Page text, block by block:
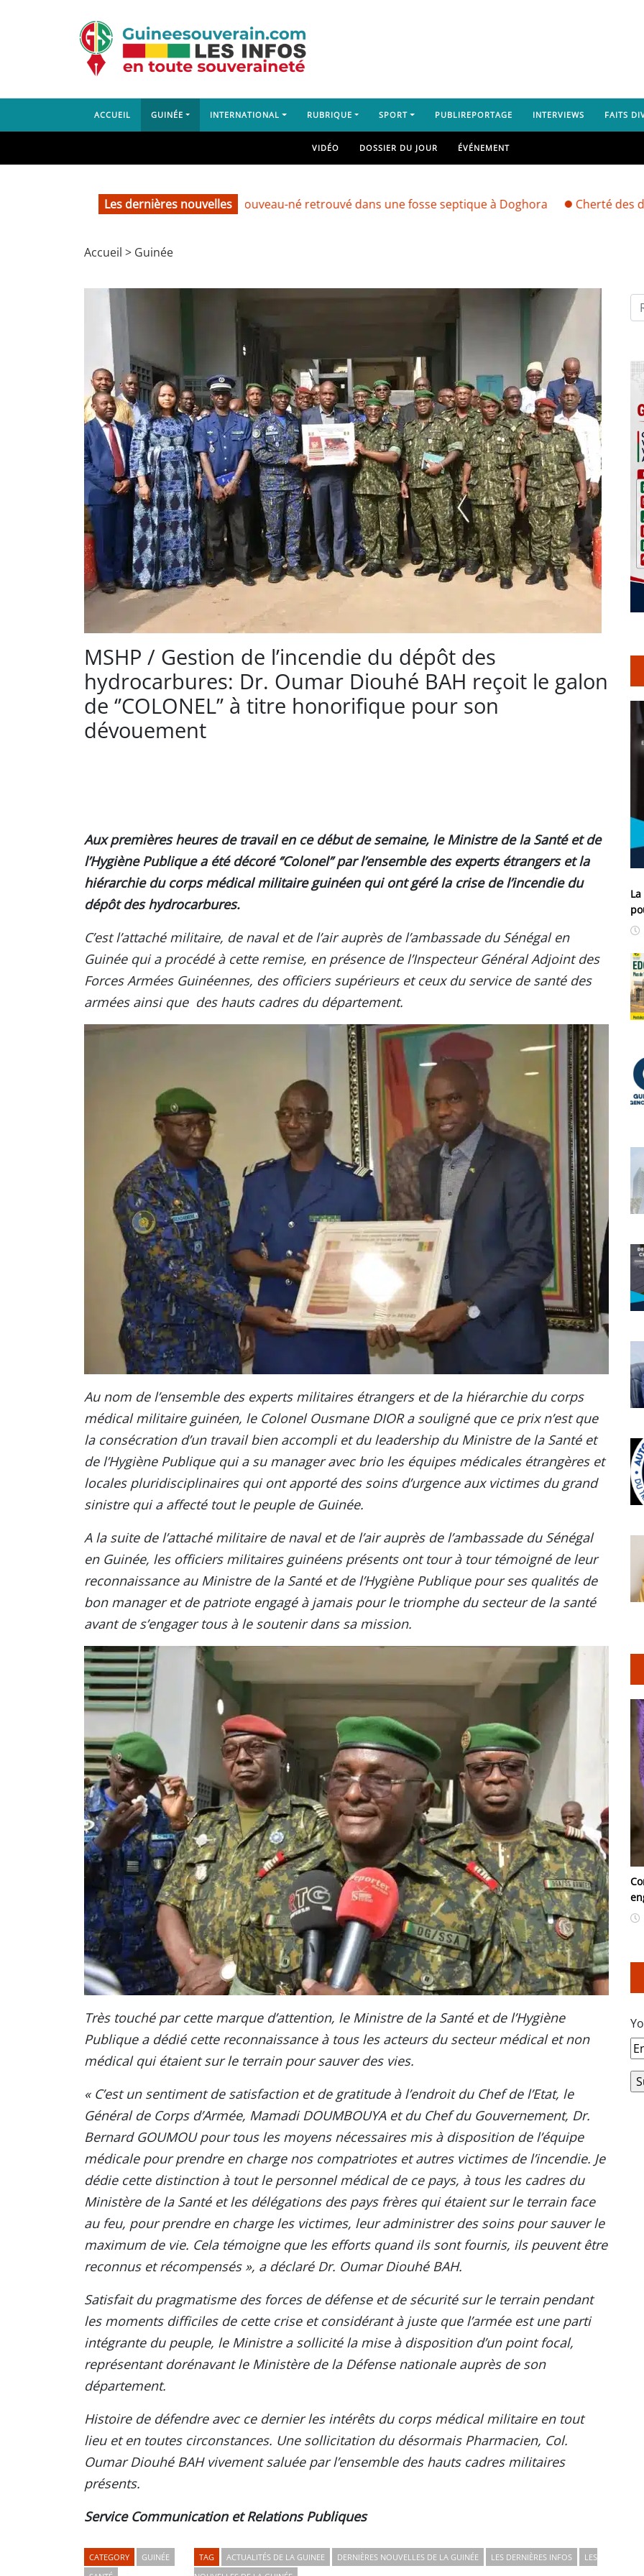
ACCUEIL GUINÉE INTERNATIONAL RUBRIQUE SPORT PUBLIREPORTAGE INTERVIEWS FAITS
VIDÉO DOSSIER DU JOUR ÉVÉNEMENT
Les dernières nouvelles
Labé : un nouveau-né retrouvé dans une fosse septique à Doghora Cherté des denrées
Accueil > Guinée
MSHP / Gestion de l’incendie du dépôt des
hydrocarbures: Dr. Oumar Diouhé BAH reçoit le galon
de ‘’COLONEL’’ à titre honorifique pour son
dévouement
Aux premières heures de travail en ce début de semaine, le Ministre de la Santé et de
l’Hygiène Publique a été décoré ‘’Colonel’’ par l’ensemble des experts étrangers et la
hiérarchie du corps médical militaire guinéen qui ont géré la crise de l’incendie du
dépôt des hydrocarbures.
C’est l’attaché militaire, de naval et de l’air auprès de l’ambassade du Sénégal en
Guinée qui a procédé à cette remise, en présence de l’Inspecteur Général Adjoint des
Forces Armées Guinéennes, des officiers supérieurs et ceux du service de santé des
armées ainsi que des hauts cadres du département.
Au nom de l’ensemble des experts militaires étrangers et de la hiérarchie du corps
médical militaire guinéen, le Colonel Ousmane DIOR a souligné que ce prix n’est que
la consécration d’un travail bien accompli et du leadership du Ministre de la Santé et
de l’Hygiène Publique qui a su manager avec brio les équipes médicales étrangères et
locales pluridisciplinaires qui ont apporté des soins d’urgence aux victimes du grand
sinistre qui a affecté tout le peuple de Guinée.
A la suite de l’attaché militaire de naval et de l’air auprès de l’ambassade du Sénégal
en Guinée, les officiers militaires guinéens présents ont tour à tour témoigné de leur
reconnaissance au Ministre de la Santé et de l’Hygiène Publique pour ses qualités de
bon manager et de patriote engagé à jamais pour le triomphe du secteur de la santé
avant de s’engager tous à le soutenir dans sa mission.
Très touché par cette marque d’attention, le Ministre de la Santé et de l’Hygiène
Publique a dédié cette reconnaissance à tous les acteurs du secteur médical et non
médical qui étaient sur le terrain pour sauver des vies.
« C’est un sentiment de satisfaction et de gratitude à l’endroit du Chef de l’Etat, le
Général de Corps d’Armée, Mamadi DOUMBOUYA et du Chef du Gouvernement, Dr.
Bernard GOUMOU pour tous les moyens nécessaires mis à disposition de l’équipe
médicale pour prendre en charge nos compatriotes et autres victimes de l’incendie. Je
dédie cette distinction à tout le personnel médical de ce pays, à tous les cadres du
Ministère de la Santé et les délégations des pays frères qui étaient sur le terrain face
au feu, pour prendre en charge les victimes, leur administrer des soins pour sauver le
maximum de vie. Cela témoigne que les efforts quand ils sont fournis, ils peuvent être
reconnus et récompensés », a déclaré Dr. Oumar Diouhé BAH.
Satisfait du pragmatisme des forces de défense et de sécurité sur le terrain pendant
les moments difficiles de cette crise et considérant à juste que l’armée est une parti
intégrante du peuple, le Ministre a sollicité la mise à disposition d’un point focal,
représentant dorénavant le Ministère de la Défense nationale auprès de son
département.
Histoire de défendre avec ce dernier les intérêts du corps médical militaire en tout
lieu et en toutes circonstances. Une sollicitation du désormais Pharmacien, Col.
Oumar Diouhé BAH vivement saluée par l’ensemble des hauts cadres militaires
présents.
Service Communication et Relations Publiques
CATEGORY
GUINÉE
TAG ACTUALITÉS DE LA GUINEE DERNIÈRES NOUVELLES DE LA GUINÉE LES DERNIÈRES INFOS
LES